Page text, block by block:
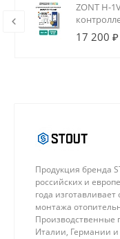
ZONT H-
17 200 ₽
Продукция бренда
российских и
года
монтажа
Производственные
Италии, Германии